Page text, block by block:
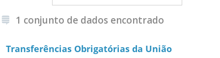
1 conjunto de dados encontrado
Transferências Obrigatórias da União